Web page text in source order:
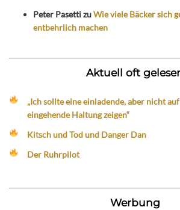
Peter PasettizuWie viele Bäcker sich
entbehrlich machen
Aktuell oft
„Ich sollte eine einladende, aber nicht
eingehende Haltung zeigen“
Kitsch und Tod und Danger Dan
Der Ruhrpilot
Werbung